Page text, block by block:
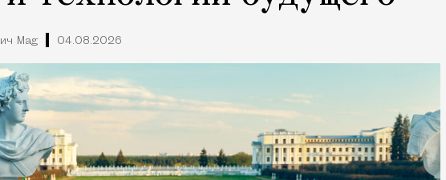
Mag 04.08.2026